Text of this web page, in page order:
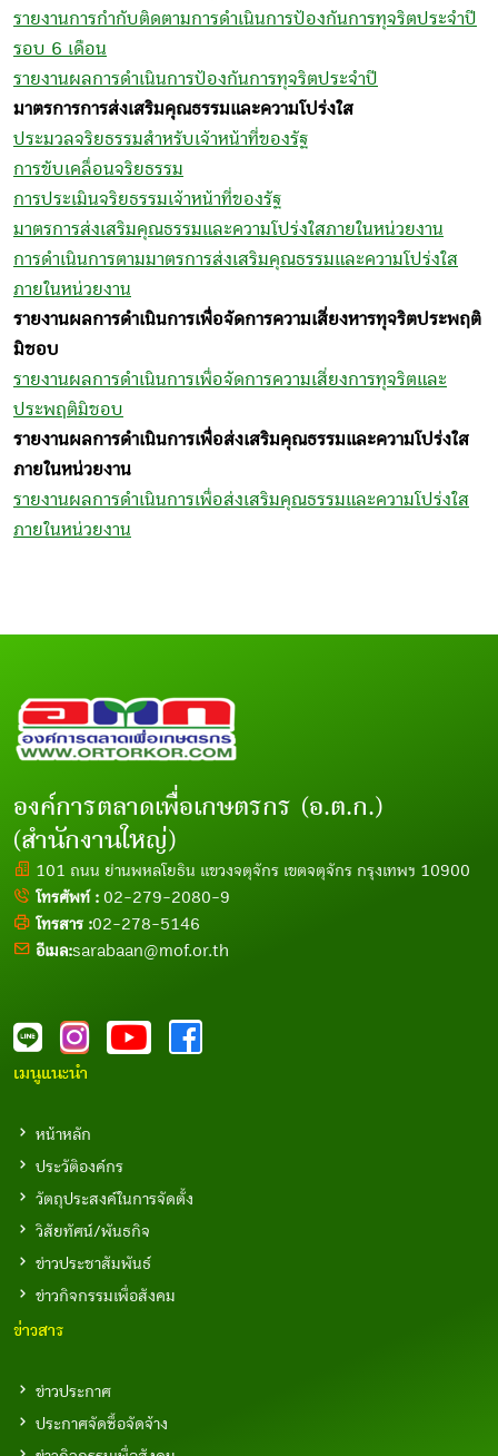
รายงานการกำกับติดตามการดำเนินการป้องกันการทุจริตประจำปี
รอบ 6 เดือน
รายงานผลการดำเนินการป้องกันการทุจริตประจำปี
มาตรการการส่งเสริมคุณธรรมและความโปร่งใส
ประมวลจริยธรรมสำหรับเจ้าหน้าที่ของรัฐ
การขับเคลื่อนจริยธรรม
การประเมินจริยธรรมเจ้าหน้าที่ของรัฐ
มาตรการส่งเสริมคุณธรรมและความโปร่งใสภายในหน่วยงาน
การดำเนินการตามมาตรการส่งเสริมคุณธรรมและความโปร่งใส
ภายในหน่วยงาน
รายงานผลการดำเนินการเพื่อจัดการความเสี่ยงหารทุจริตประพฤติ
มิชอบ
รายงานผลการดำเนินการเพื่อจัดการความเสี่ยงการทุจริตและ
ประพฤติมิชอบ
รายงานผลการดำเนินการเพื่อส่งเสริมคุณธรรมและความโปร่งใส
ภายในหน่วยงาน
รายงานผลการดำเนินการเพื่อส่งเสริมคุณธรรมและความโปร่งใส
ภายในหน่วยงาน
องค์การตลาดเพื่อเกษตรกร (อ.ต.ก.)
(สำนักงานใหญ่)
101 ถนน ย่านพหลโยธิน แขวงจตุจักร เขตจตุจักร กรุงเทพฯ 10900
โทรศัพท์ : 02-279-2080-9
โทรสาร :02-278-5146
อีเมล:sarabaan@mof.or.th
เมนูแนะนำ
หน้าหลัก
ประวัติองค์กร
วัตถุประสงค์ในการจัดตั้ง
วิสัยทัศน์/พันธกิจ
ข่าวประชาสัมพันธ์
ข่าวกิจกรรมเพื่อสังคม
ข่าวสาร
ข่าวประกาศ
ประกาศจัดซื้อจัดจ้าง